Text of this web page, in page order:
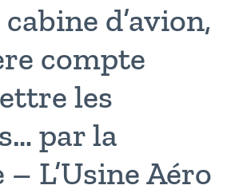
d’avion,
compte
les
par la
L’Usine Aéro